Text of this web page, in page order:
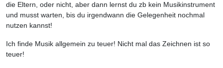
die Eltern, oder nicht, aber dann lernst du zb kein Musikinstrument
und musst warten, bis du irgendwann die Gelegenheit nochmal
nutzen kannst!
Ich finde Musik allgemein zu teuer! Nicht mal das Zeichnen ist so
teuer!